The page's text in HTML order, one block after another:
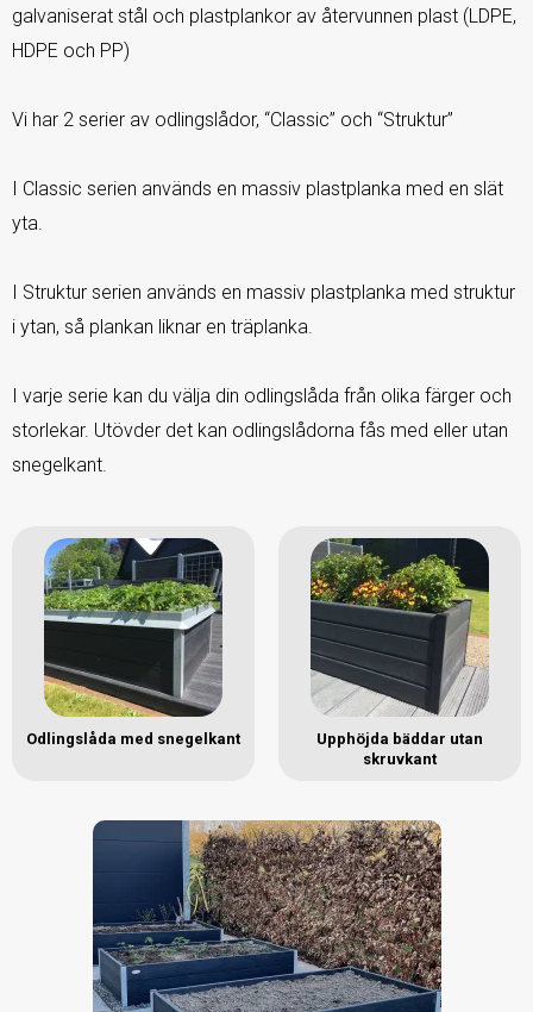
galvaniserat stål och plastplankor av återvunnen plast (LDPE,
HDPE och PP)
Vi har 2 serier av odlingslådor, “Classic” och “Struktur”
I Classic serien används en massiv plastplanka med en slät
yta.
I Struktur serien används en massiv plastplanka med struktur
i ytan, så plankan liknar en träplanka.
I varje serie kan du välja din odlingslåda från olika färger och
storlekar. Utövder det kan odlingslådorna fås med eller utan
snegelkant.
Odlingslåda med snegelkant
Upphöjda bäddar utan
skruvkant